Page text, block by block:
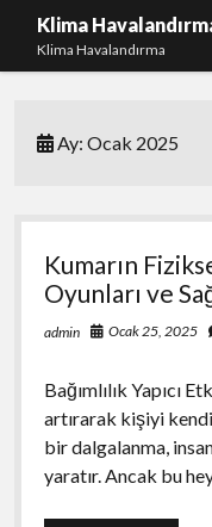
Klima
Klima Havalandırma
Igtv Beğeni
Sayfa Listesi
Ay:Ocak 2025
Kumarın
Oyunları ve
admin Ocak 25, 2025
Bağımlılık Yapıcı
artırarak kişiyi
bir dalgalanma,
yaratır. Ancak bu